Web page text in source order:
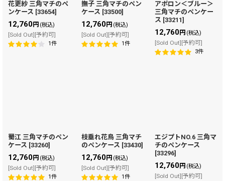
花更紗 三角マチのペ
ンケース [33654]
12,760円 (税込)
[Sold Out][予約可]
1件
撫子 三角マチのペン
ケース [33500]
12,760円 (税込)
[Sold Out][予約可]
1件
アポロン＜ブルー＞
三角マチのペンケー
ス [33211]
12,760円 (税込)
[Sold Out][予約可]
3件
蜀江 三角マチのペン
ケース [33260]
12,760円 (税込)
[Sold Out][予約可]
1件
枝垂れ花鳥 三角マチ
のペンケース [33430]
12,760円 (税込)
[Sold Out][予約可]
1件
エジプトNO.6 三角マ
チのペンケース
[33296]
12,760円 (税込)
[Sold Out][予約可]